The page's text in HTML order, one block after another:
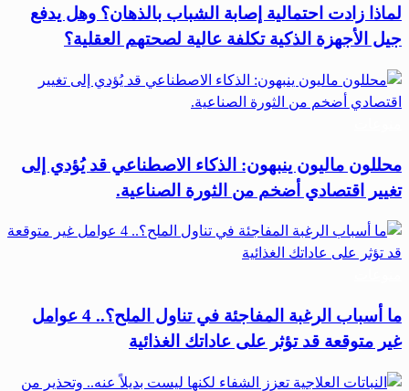
لماذا زادت احتمالية إصابة الشباب بالذهان؟ وهل يدفع
جيل الأجهزة الذكية تكلفة عالية لصحتهم العقلية؟
محللون ماليون ينبهون: الذكاء الاصطناعي قد يُؤدي إلى
تغيير اقتصادي أضخم من الثورة الصناعية.
ما أسباب الرغبة المفاجئة في تناول الملح؟.. 4 عوامل
غير متوقعة قد تؤثر على عاداتك الغذائية